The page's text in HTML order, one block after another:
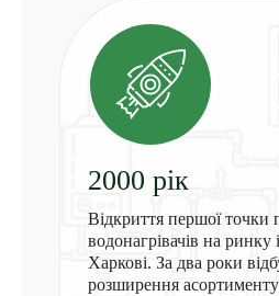
2000 рiк
Відкриття першої точки
водонагрівачів на
Харкові. За два роки
розширення